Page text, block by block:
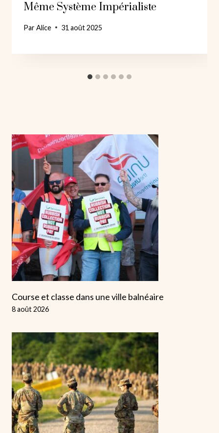
Même Système Impérialiste
ParAlice 31 août 2025
Course et classe dans une ville balnéaire
8 août 2026